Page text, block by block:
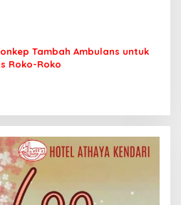
Tambah Ambulans untuk
Roko-Roko